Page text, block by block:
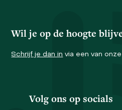
Wil je op de hoogte
Schrijf je dan in via een van
Volg ons op socials